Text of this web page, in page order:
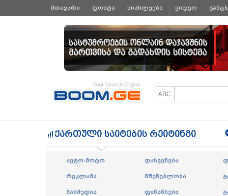
მთავარი ფოსტა სიახლეები ვიდეო
ყველა
ქართული საიტების რეიტინგი
ავტო-მოტო დასვენება
რეკლამა მშენებლობა
მასმედია ფინანსები